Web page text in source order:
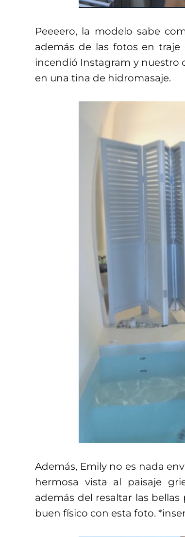
Peeeero, la modelo sabe
además de las fotos en
incendió Instagram y nuestro
en una tina de hidromasaje.
Además, Emily no es nada
hermosa vista al paisaje
además del resaltar las
buen físico con esta foto.